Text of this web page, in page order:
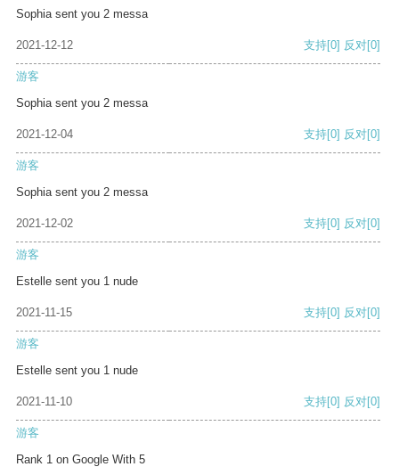
Sophia sent you 2 messa
2021-12-12 支持[0] 反对[0]
游客
Sophia sent you 2 messa
2021-12-04 支持[0] 反对[0]
游客
Sophia sent you 2 messa
2021-12-02 支持[0] 反对[0]
游客
Estelle sent you 1 nude
2021-11-15 支持[0] 反对[0]
游客
Estelle sent you 1 nude
2021-11-10 支持[0] 反对[0]
游客
Rank 1 on Google With 5